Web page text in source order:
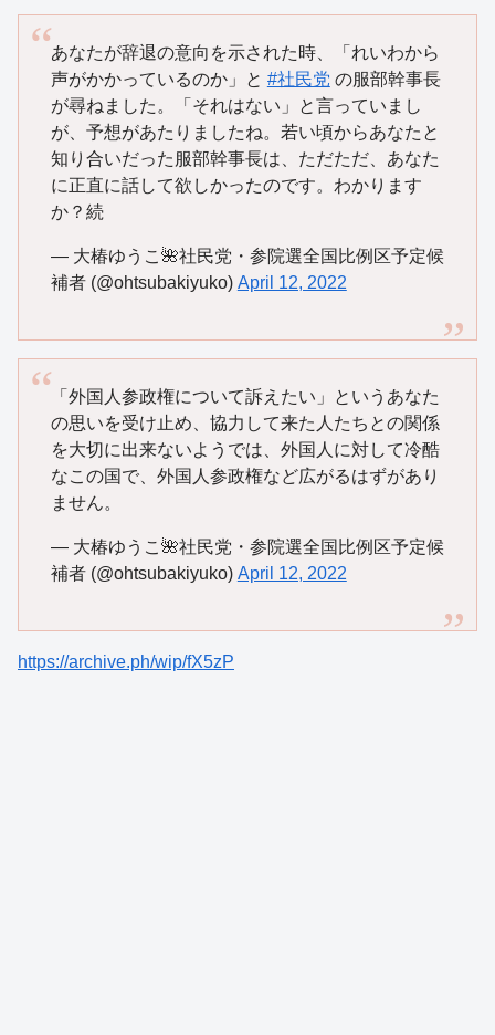
あなたが辞退の意向を示された時、「れいわから
声がかかっているのか」と #社民党 の服部幹事長
が尋ねました。「それはない」と言っていまし
が、予想があたりましたね。若い頃からあなたと
知り合いだった服部幹事長は、ただただ、あなた
に正直に話して欲しかったのです。わかります
か？続
— 大椿ゆうこ🌺社民党・参院選全国比例区予定候
補者 (@ohtsubakiyuko) April 12, 2022
「外国人参政権について訴えたい」というあなた
の思いを受け止め、協力して来た人たちとの関係
を大切に出来ないようでは、外国人に対して冷酷
なこの国で、外国人参政権など広がるはずがあり
ません。
— 大椿ゆうこ🌺社民党・参院選全国比例区予定候
補者 (@ohtsubakiyuko) April 12, 2022
https://archive.ph/wip/fX5zP